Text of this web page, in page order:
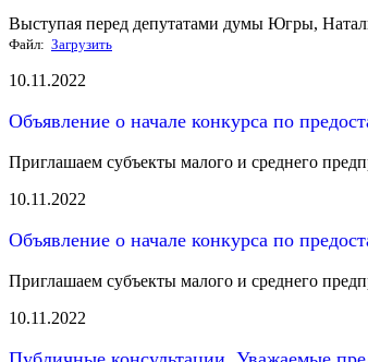
Выступая перед депутатами думы Югры,
Файл: Загрузить
10.11.2022
Объявление о начале конкурса по
Приглашаем субъекты малого и среднего
10.11.2022
Объявление о начале конкурса по
Приглашаем субъекты малого и среднего
10.11.2022